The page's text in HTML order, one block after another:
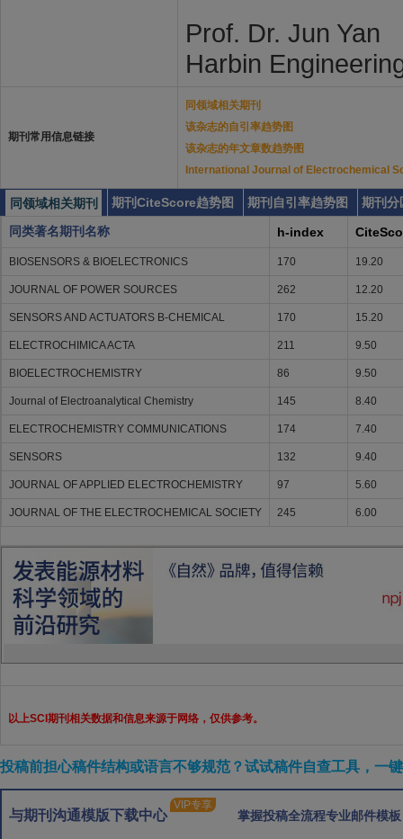
Prof. Dr. Jun Yan
Harbin
期刊常用信息链接
同领域相关期刊
该杂志的自引率趋势图
该杂志的年文章数趋势图
International Journal of Electrochemical
同领域相关期刊 期刊CiteScore趋势图 期刊自引率趋势图
期刊分
同类著名期刊名称
h-index
BIOSENSORS & BIOELECTRONICS 170 19.20
JOURNAL OF POWER SOURCES 262 12.20
SENSORS AND ACTUATORS B-CHEMICAL 170 15.20
ELECTROCHIMICA ACTA 211 9.50
BIOELECTROCHEMISTRY 86 9.50
Journal of Electroanalytical Chemistry 145 8.40
ELECTROCHEMISTRY COMMUNICATIONS 174 7.40
SENSORS 132 9.40
JOURNAL OF APPLIED ELECTROCHEMISTRY 97 5.60
JOURNAL OF THE ELECTROCHEMICAL SOCIETY 245 6.00
以上SCI期刊相关数据和信息来源于网络，仅供参考。
投稿前担心稿件结构或语言不够规范？试试稿件自查工具，一
与期刊沟通模版下载中心
VIP专享
掌握投稿全流程专业邮件模